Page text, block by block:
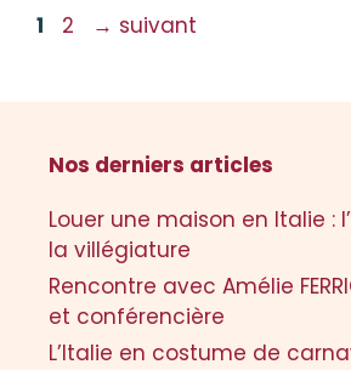
Page
1 Page
2 → suivant
Nos derniers articles
Louer une maison en Italie :
la villégiature
Rencontre avec Amélie
et conférencière
L’Italie en costume de